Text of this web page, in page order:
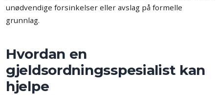
unødvendige forsinkelser eller avslag på formelle
grunnlag.
Hvordan en
gjeldsordningsspesialist kan
hjelpe